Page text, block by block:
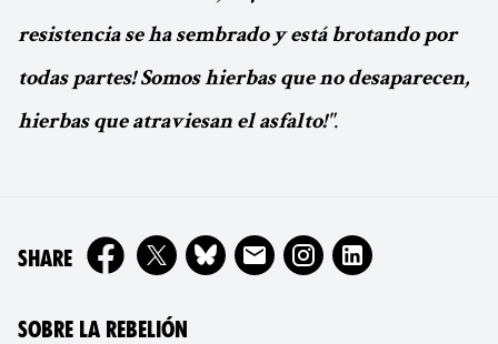
resistencia se ha sembrado y está brotando por
todas partes! Somos hierbas que no desaparecen,
hierbas que atraviesan el asfalto!".
SHAREON
SOBRE LA REBELIÓN